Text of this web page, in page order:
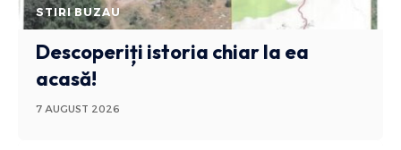
STIRI BUZAU
Descoperiți istoria chiar la ea
acasă!
7 AUGUST 2026